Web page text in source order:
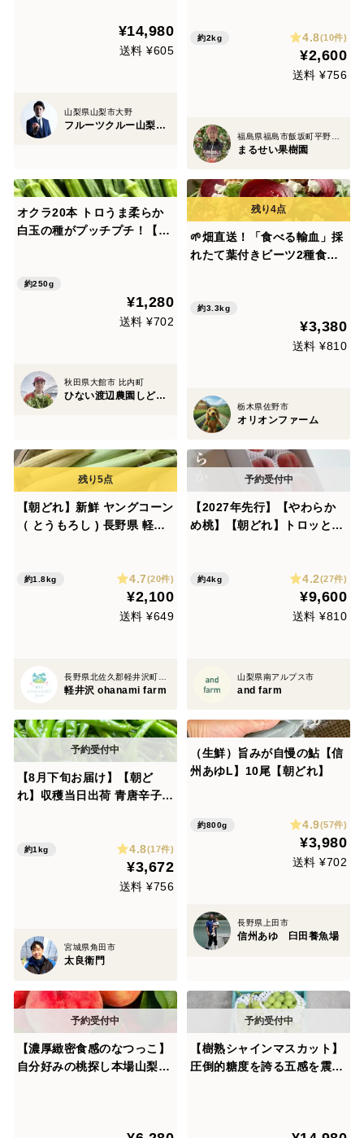
を覆す革命児！シャキ桃約1.
5キロ【朝どれ】【贈答用】
¥14,980
送料 ¥605
山梨県山梨市大野
フルーツクルー山梨『雨宮桃園』
約2kg 4.8(10件)
¥2,600
送料 ¥756
まるせい果樹園
オクラ20本 トロうま柔らか
白玉の種がプッチプチ！【朝
約250g
¥1,280
送料 ¥702
秋田県大館市 比内町
ひない渡辺農園しどけ村
🌱畑直送！「食べる輸血」採
れたて葉付きビーツ2種食べ
畑の鮮度そのまま✨｜農薬・
約3.3kg
¥3,380
送料 ¥810
栃木県佐野市
オリオンファーム
【朝どれ】新鮮 ヤングコーン
（ とうもろし ) 長野県 軽井
約1.8kg 4.7(20件)
¥2,100
送料 ¥649
軽井沢 ohanami farm
【2027年先行】【やわらか
め桃】【朝どれ】トロッとや
約4kg 4.2(27件)
¥9,600
送料 ¥810
山梨県南アルプス市
and farm
【8月下旬お届け】【朝ど
れ】収穫当日出荷 青唐辛子
約1kg 4.8(17件)
¥3,672
送料 ¥756
宮城県角田市
太良衛門
（生鮮）旨みが自慢の鮎【信
州あゆL】10尾【朝どれ】
約800g 4.9(57件)
¥3,980
送料 ¥702
長野県上田市
信州あゆ 臼田養魚場
【濃厚緻密食感のなつっこ】
自分好みの桃探し本場山梨桃
【樹熟シャインマスカット】
圧倒的糖度を誇る五感を震わ